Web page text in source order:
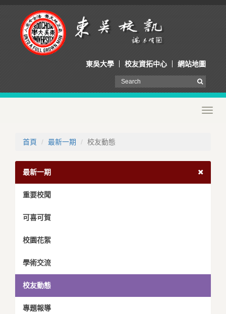
東吳大學 校友資拓中心 網站地圖
首頁 最新一期 校友動態
最新一期
重要校聞
可喜可賀
校園花絮
學術交流
校友動態
專題報導